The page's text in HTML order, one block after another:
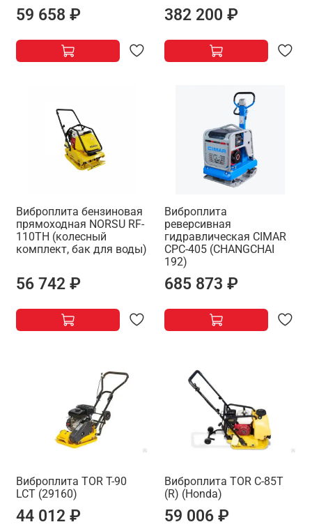
59 658 ₽ 382 200 ₽
Виброплита бензиновая
прямоходная NORSU RF-
110TH (колесный
комплект, бак для воды)
56 742 ₽
Виброплита
реверсивная
гидравлическая CIMAR
CPC-405 (CHANGCHAI
192)
685 873 ₽
Виброплита TOR T-90
LCT (29160)
44 012 ₽
Виброплита TOR C-85T
(R) (Honda)
59 006 ₽